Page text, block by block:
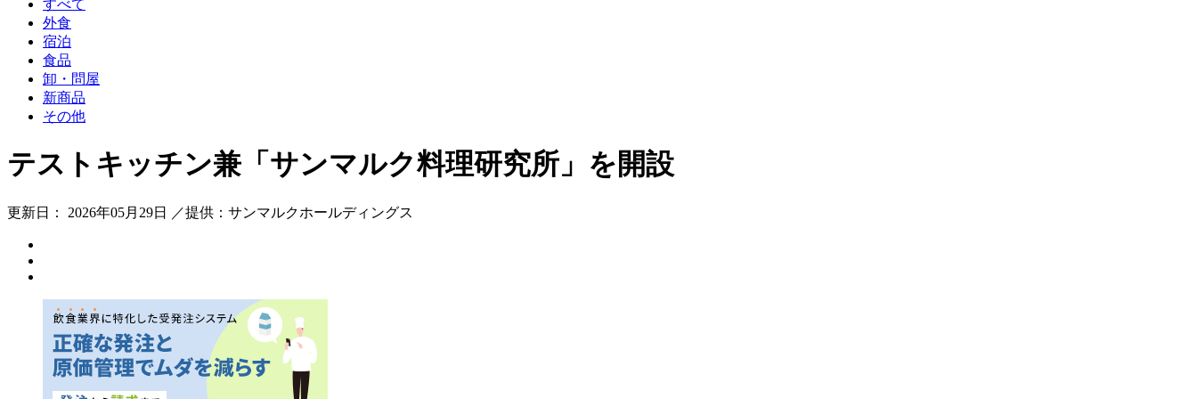
すべて
外食
宿泊
食品
卸・問屋
新商品
その他
テストキッチン兼「サンマルク料理研究所」を開設
更新日： 2026年05月29日 ／提供：サンマルクホールディングス